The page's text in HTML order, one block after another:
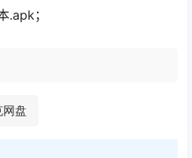
.apk；
网盘